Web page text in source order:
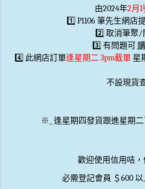
由2024年2月1
1️⃣ P1106 筆先生網店
2️⃣ 取消筆聚/
3️⃣ 有問題可
4️⃣ 此網店訂單逢星期二 3pm截單 星
不設現貨
※ 逢星期四發貨跟進星期
歡迎使用信用咭，
必需登記會員 ＄600